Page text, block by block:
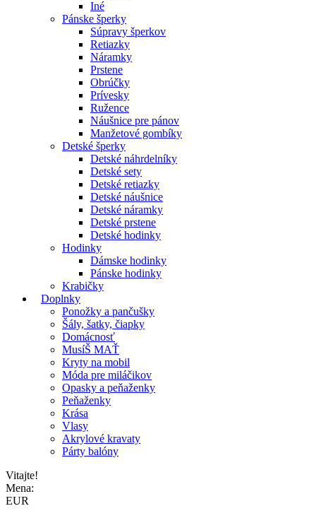
Iné
Pánske šperky
Súpravy šperkov
Retiazky
Náramky
Prstene
Obrúčky
Prívesky
Ružence
Náušnice pre pánov
Manžetové gombíky
Detské šperky
Detské náhrdelníky
Detské sety
Detské retiazky
Detské náušnice
Detské náramky
Detské prstene
Detské hodinky
Hodinky
Dámske hodinky
Pánske hodinky
Krabičky
Doplnky
Ponožky a pančušky
Šály, šatky, čiapky
Domácnosť
MusíŠ MAŤ
Kryty na mobil
Móda pre miláčikov
Opasky a peňaženky
Peňaženky
Krása
Vlasy
Akrylové kravaty
Párty balóny
Vitajte!
Mena:
EUR